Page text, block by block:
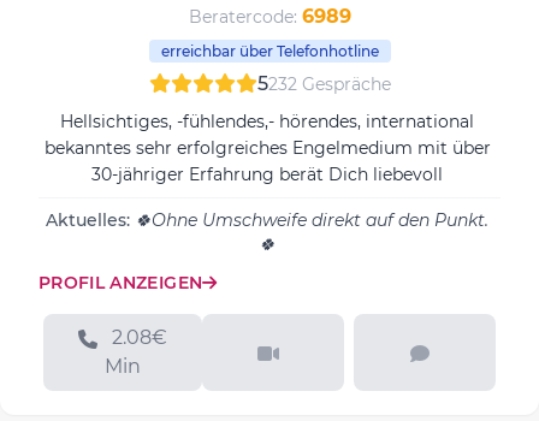
Beratercode: 6989
erreichbar über Telefonhotline
5232 Gespräche
Hellsichtiges, -fühlendes,- hörendes, international
bekanntes sehr erfolgreiches Engelmedium mit über
30-jähriger Erfahrung berät Dich liebevoll
Aktuelles: 🍀Ohne Umschweife direkt auf den Punkt.
🍀
PROFIL ANZEIGEN
2.08€
Min